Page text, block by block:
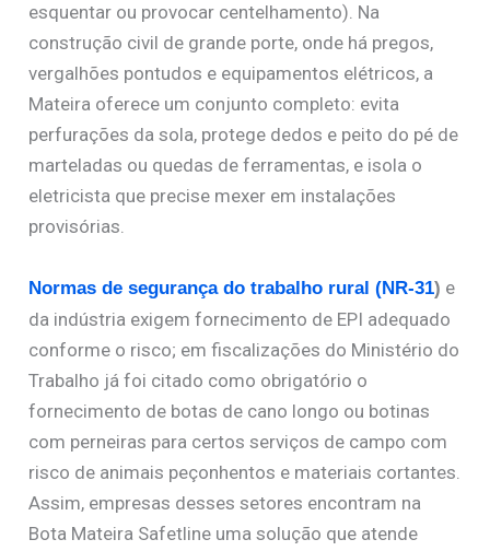
esquentar ou provocar centelhamento). Na
construção civil de grande porte, onde há pregos,
vergalhões pontudos e equipamentos elétricos, a
Mateira oferece um conjunto completo: evita
perfurações da sola, protege dedos e peito do pé de
marteladas ou quedas de ferramentas, e isola o
eletricista que precise mexer em instalações
provisórias.
Normas de segurança do trabalho rural (NR-31) e
da indústria exigem fornecimento de EPI adequado
conforme o risco; em fiscalizações do Ministério do
Trabalho já foi citado como obrigatório o
fornecimento de botas de cano longo ou botinas
com perneiras para certos serviços de campo com
risco de animais peçonhentos e materiais cortantes.
Assim, empresas desses setores encontram na
Bota Mateira Safetline uma solução que atende